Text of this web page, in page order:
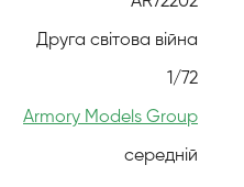
Друга світова війна
1/72
Armory Models Group
середній